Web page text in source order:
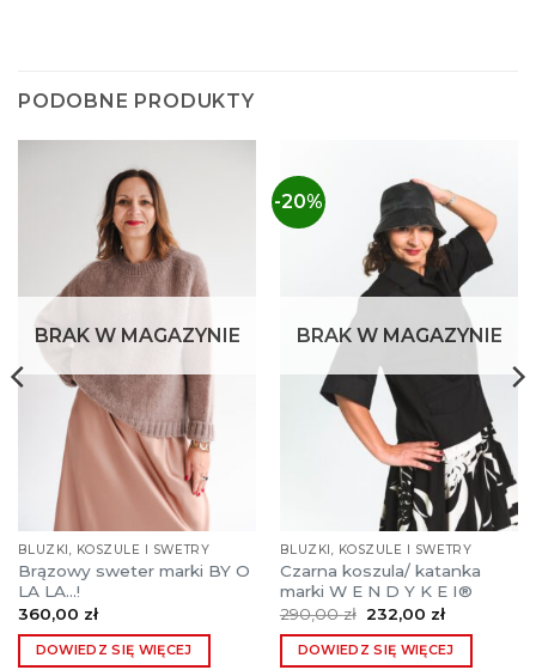
PODOBNE PRODUKTY
BRAK W MAGAZYNIE
BLUZKI, KOSZULE I SWETRY
Brązowy sweter marki BY O
LA LA…!
360,00 zł
DOWIEDZ SIĘ WIĘCEJ
-20%
BRAK W MAGAZYNIE
BLUZKI, KOSZULE I SWETRY
Czarna koszula/ katanka
marki W E N D Y K E I®
290,00zł Pierwotna
cena
wynosiła:
290,00 zł.
232,00 złAktualna
wynosi:
232,00 zł.
DOWIEDZ SIĘ WIĘCEJ